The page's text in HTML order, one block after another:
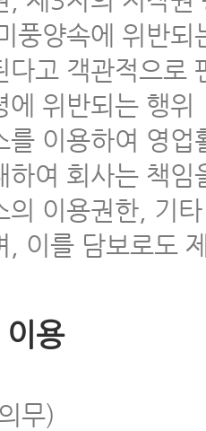
풍양속에 위반
다고 객관적으로
위반되는 행위
이용하여 영업
하여 회사는 책
이용권한, 기
, 이를 담보로도
용
무)